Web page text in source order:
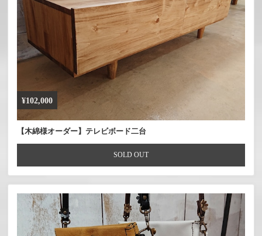
¥102,000
【木綿様オーダー】テレビボード二台
SOLD OUT